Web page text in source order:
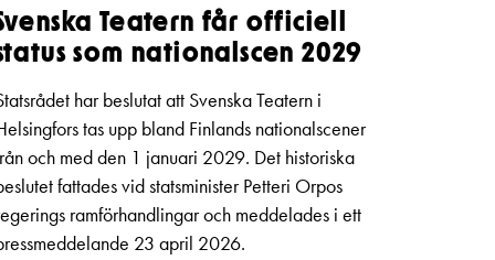
Teatern får officiell
som nationalscen 2029
har beslutat att Svenska Teatern i
tas upp bland Finlands nationalscener
och med den 1 januari 2029. Det historiska
fattades vid statsminister Petteri Orpos
ramförhandlingar och meddelades i ett
23 april 2026.